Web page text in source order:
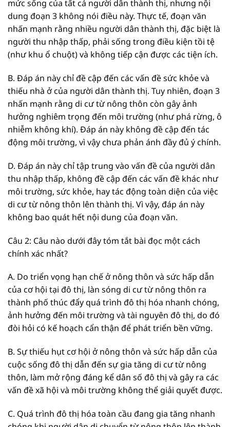
mức sống của tất cả người dân thành thị, nhưng nội
dung đoạn 3 không nói điều này. Thực tế, đoạn văn
nhấn mạnh rằng nhiều người dân thành thị, đặc biệt là
người thu nhập thấp, phải sống trong điều kiện tồi tệ
(như khu ổ chuột) và không tiếp cận được các tiện ích.
B. Đáp án này chỉ đề cập đến các vấn đề sức khỏe và
thiếu nhà ở của người dân thành thị. Tuy nhiên, đoạn 3
nhấn mạnh rằng di cư từ nông thôn còn gây ảnh
hưởng nghiêm trọng đến môi trường (như phá rừng, ô
nhiễm không khí). Đáp án này không đề cập đến tác
động môi trường, vì vậy chưa phản ánh đầy đủ ý chính.
D. Đáp án này chỉ tập trung vào vấn đề của người dân
thu nhập thấp, không đề cập đến các vấn đề khác như
môi trường, sức khỏe, hay tác động toàn diện của việc
di cư từ nông thôn lên thành thị. Vì vậy, đáp án này
không bao quát hết nội dung của đoạn văn.
Câu 2: Câu nào dưới đây tóm tắt bài đọc một cách
chính xác nhất?
A. Do triển vọng hạn chế ở nông thôn và sức hấp dẫn
của cơ hội tại đô thị, làn sóng di cư từ nông thôn ra
thành phố thúc đẩy quá trình đô thị hóa nhanh chóng,
ảnh hưởng đến môi trường và tài nguyên đô thị, do đó
đòi hỏi có kế hoạch cẩn thận để phát triển bền vững.
B. Sự thiếu hụt cơ hội ở nông thôn và sức hấp dẫn của
cuộc sống đô thị dẫn đến sự gia tăng di cư từ nông
thôn, làm mở rộng đáng kể dân số đô thị và gây ra các
vấn đề xã hội và môi trường không thể giải quyết được.
C. Quá trình đô thị hóa toàn cầu đang gia tăng nhanh